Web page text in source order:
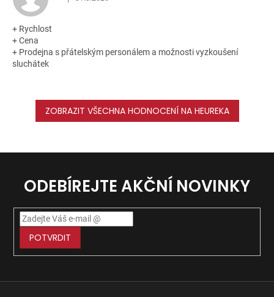
Hodnocení obchodu je 5 z 5 hvězdiček.
+ Rychlost
+ Cena
+ Prodejna s přátelským personálem a možnosti vyzkoušení
sluchátek
ZOBRAZIT VŠECHNA HODNOCENÍ NA HEUREKA
ODEBÍREJTE AKČNÍ NOVINKY
POTVRDIT
Z